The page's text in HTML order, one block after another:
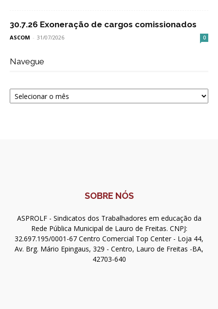
30.7.26 Exoneração de cargos comissionados
ASCOM - 31/07/2026 0
Navegue
Navegue
SOBRE NÓS
ASPROLF - Sindicatos dos Trabalhadores em educação da
Rede Pública Municipal de Lauro de Freitas. CNPJ:
32.697.195/0001-67 Centro Comercial Top Center - Loja 44,
Av. Brg. Mário Epingaus, 329 - Centro, Lauro de Freitas -BA,
42703-640